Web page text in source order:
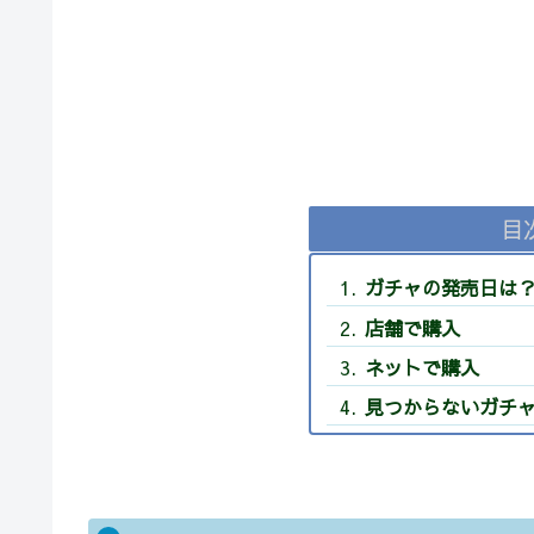
目
ガチャの発売日は？
店舗で購入
ネットで購入
見つからないガチ